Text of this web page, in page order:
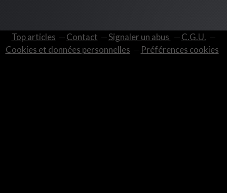
Top articles Contact Signaler un abus
C.G.U.
Cookies et données personnelles
Préférences cookies